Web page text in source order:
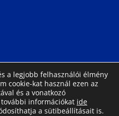
a legjobb felhasználói élmény
cookie-kat használ ezen az
és a vonatkozó
információkat ide
a sütibeállításait is.